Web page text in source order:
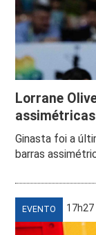
Lorrane
Ginasta foi a
barras
EVENTO